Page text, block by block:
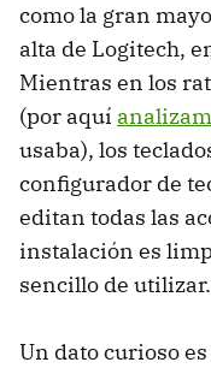
como la gran
alta de Logitech,
Mientras en los
(por aquí
usaba), los
configurador de
editan todas las
instalación es
sencillo de utilizar.
Un dato curioso es